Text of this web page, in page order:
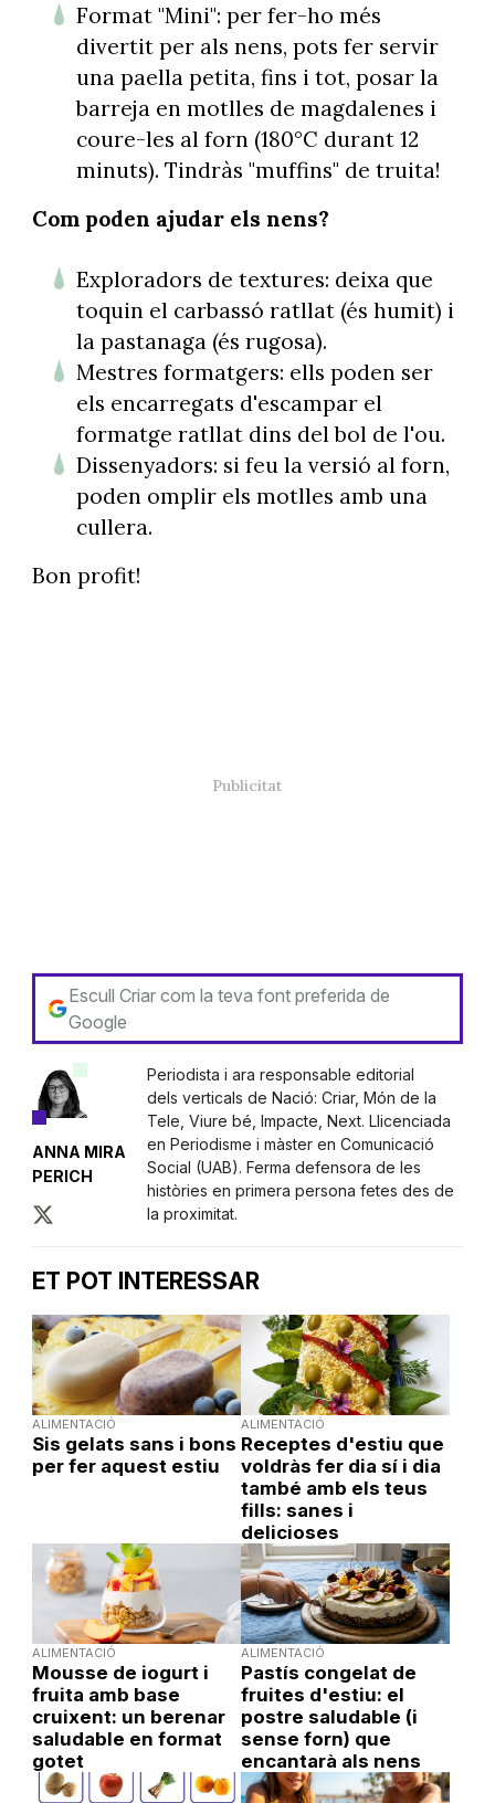
Format "Mini": per fer-ho més
divertit per als nens, pots fer servir
una paella petita, fins i tot, posar la
barreja en motlles de magdalenes i
coure-les al forn (180°C durant 12
minuts). Tindràs "muffins" de truita!
Com poden ajudar els nens?
Exploradors de textures: deixa que
toquin el carbassó ratllat (és humit) i
la pastanaga (és rugosa).
Mestres formatgers: ells poden ser
els encarregats d'escampar el
formatge ratllat dins del bol de l'ou.
Dissenyadors: si feu la versió al forn,
poden omplir els motlles amb una
cullera.
Bon profit!
Escull Criar com la teva font preferida de
Google
ANNA MIRA
PERICH
Periodista i ara responsable editorial
dels verticals de Nació: Criar, Món de la
Tele, Viure bé, Impacte, Next. Llicenciada
en Periodisme i màster en Comunicació
Social (UAB). Ferma defensora de les
històries en primera persona fetes des de
la proximitat.
ET POT INTERESSAR
ALIMENTACIÓ
Sis gelats sans i bons
per fer aquest estiu
ALIMENTACIÓ
Receptes d'estiu que
voldràs fer dia sí i dia
també amb els teus
fills: sanes i
delicioses
ALIMENTACIÓ
Mousse de iogurt i
fruita amb base
cruixent: un berenar
saludable en format
gotet
ALIMENTACIÓ
Pastís congelat de
fruites d'estiu: el
postre saludable (i
sense forn) que
encantarà als nens